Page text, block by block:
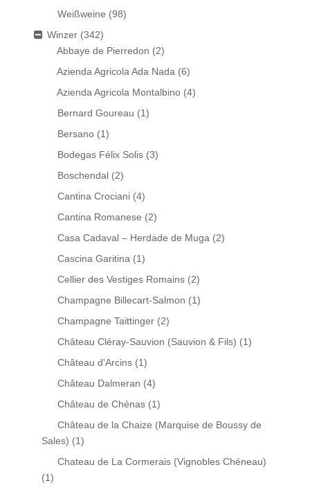
Weißweine (98)
Winzer (342)
Abbaye de Pierredon (2)
Azienda Agricola Ada Nada (6)
Azienda Agricola Montalbino (4)
Bernard Goureau (1)
Bersano (1)
Bodegas Félix Solis (3)
Boschendal (2)
Cantina Crociani (4)
Cantina Romanese (2)
Casa Cadaval – Herdade de Muga (2)
Cascina Garitina (1)
Cellier des Vestiges Romains (2)
Champagne Billecart-Salmon (1)
Champagne Taittinger (2)
Château Cléray-Sauvion (Sauvion & Fils) (1)
Château d'Arcins (1)
Château Dalmeran (4)
Château de Chénas (1)
Château de la Chaize (Marquise de Boussy de
Sales) (1)
Chateau de La Cormerais (Vignobles Chéneau)
(1)